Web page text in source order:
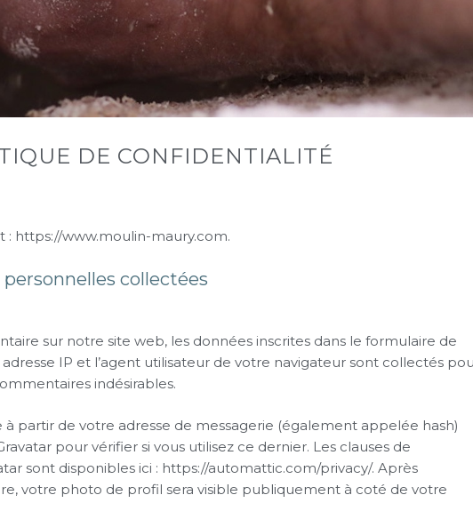
DE CONFIDENTIALITÉ
: https://www.moulin-maury.com.
collectées
sur notre site web, les données inscrites dans le formulaire de
IP et l’agent utilisateur de votre navigateur sont collectés
indésirables.
partir de votre adresse de messagerie (également appelée hash)
pour vérifier si vous utilisez ce dernier. Les clauses de
sont disponibles ici : https://automattic.com/privacy/. Après
votre photo de profil sera visible publiquement à coté de votre